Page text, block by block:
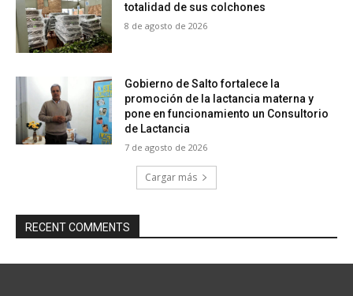
totalidad de sus colchones
8 de agosto de 2026
Gobierno de Salto fortalece la
promoción de la lactancia materna y
pone en funcionamiento un Consultorio
de Lactancia
7 de agosto de 2026
Cargar más
RECENT COMMENTS